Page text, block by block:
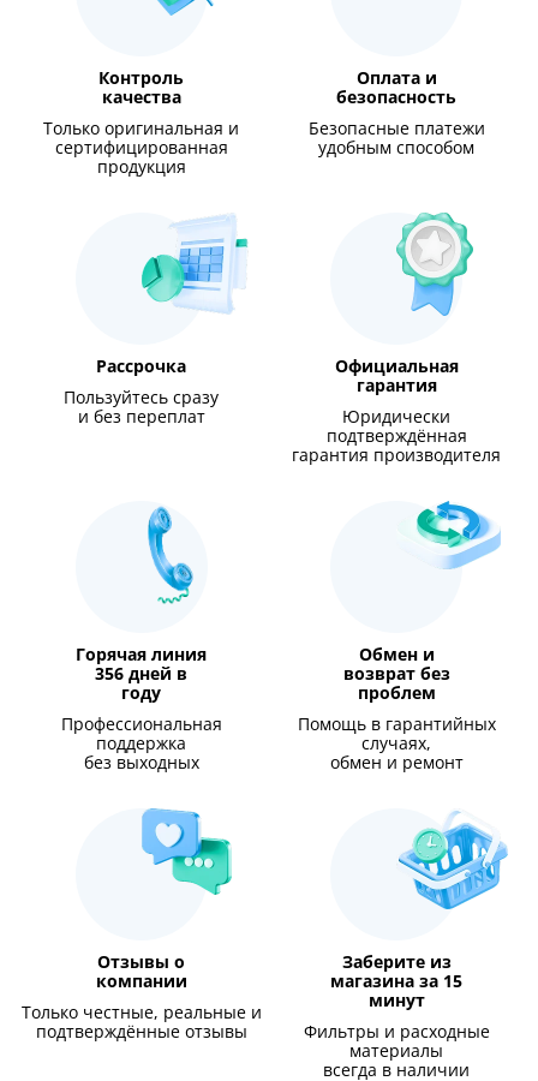
Контроль
качества
Только оригинальная и
сертифицированная
продукция
Оплата и
безопасность
Безопасные платежи
удобным способом
Рассрочка
Пользуйтесь сразу
и без переплат
Официальная
гарантия
Юридически
подтверждённая
гарантия производителя
Горячая линия
356 дней в
году
Профессиональная
поддержка
без выходных
Обмен и
возврат без
проблем
Помощь в гарантийных
случаях,
обмен и ремонт
Отзывы о
компании
Только честные, реальные и
подтверждённые отзывы
Заберите из
магазина за 15
минут
Фильтры и расходные
материалы
всегда в наличии